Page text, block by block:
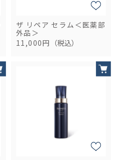
ザ リペア セラム＜医薬部
外品＞
11,000円 （税込）